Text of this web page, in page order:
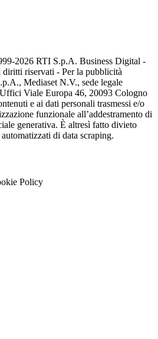
2026 RTI S.p.A. Business Digital -
riservati - Per la pubblicità
Mediaset N.V., sede legale
Viale Europa 46, 20093 Cologno
e ai dati personali trasmessi e/o
funzionale all’addestramento di
generativa. È altresì fatto divieto
di data scraping.
Policy